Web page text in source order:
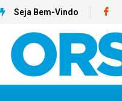
Seja Bem-Vindo